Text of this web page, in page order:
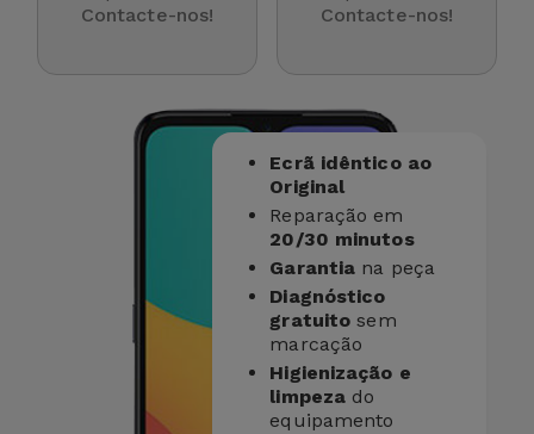
Contacte-nos!
Contacte-nos!
Ecrã idêntico ao
Original
Reparação em
20/30 minutos
Garantia na peça
Diagnóstico
gratuito sem
marcação
Higienização e
limpeza do
equipamento